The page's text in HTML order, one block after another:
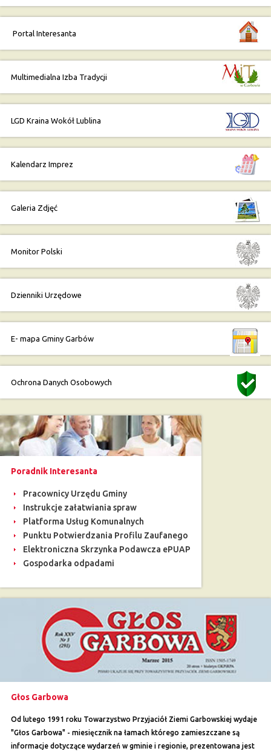
Portal Interesanta
Multimedialna Izba Tradycji
LGD Kraina Wokół Lublina
Kalendarz Imprez
Galeria Zdjęć
Monitor Polski
Dzienniki Urzędowe
E- mapa Gminy Garbów
Ochrona Danych Osobowych
Poradnik Interesanta
Pracownicy Urzędu Gminy
Instrukcje załatwiania spraw
Platforma Usług Komunalnych
Punktu Potwierdzania Profilu Zaufanego
Elektroniczna Skrzynka Podawcza ePUAP
Gospodarka odpadami
Głos Garbowa
Od lutego 1991 roku Towarzystwo Przyjaciół Ziemi Garbowskiej wydaje
"Głos Garbowa" - miesięcznik na łamach którego zamieszczane są
informacje dotyczące wydarzeń w gminie i regionie, prezentowana jest